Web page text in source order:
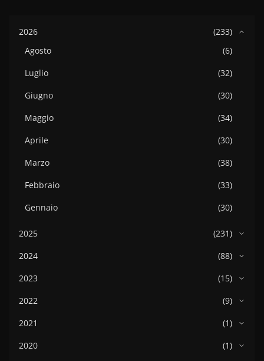
2026
(233)
Agosto
(6)
Luglio
(32)
Giugno
(30)
Maggio
(34)
Aprile
(30)
Marzo
(38)
Febbraio
(33)
Gennaio
(30)
2025
(231)
2024
(88)
2023
(15)
2022
(9)
2021
(1)
2020
(1)